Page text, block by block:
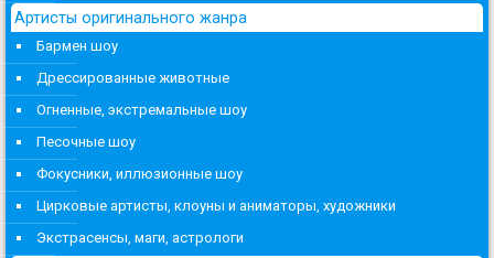
Артисты оригинального жанра
Бармен шоу
Дрессированные животные
Огненные, экстремальные шоу
Песочные шоу
Фокусники, иллюзионные шоу
Цирковые артисты, клоуны и аниматоры, художники
Экстрасенсы, маги, астрологи